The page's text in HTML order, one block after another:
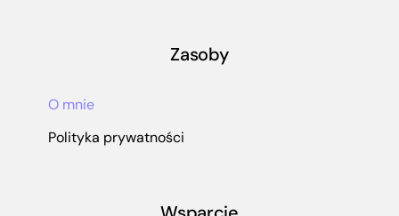
Zasoby
O mnie
Polityka prywatności